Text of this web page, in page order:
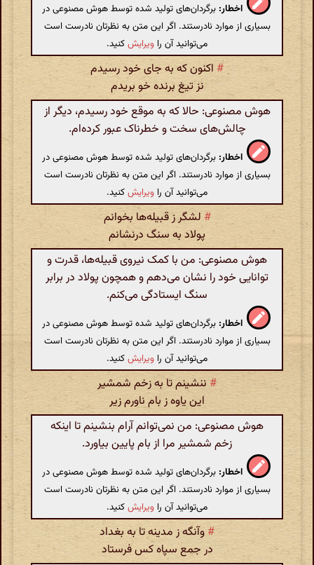
اخطار: برگردان‌های تولید شده توسط هوش مصنوعی در
بسیاری از موارد نادرستند. اگر این متن به نظرتان نادرست است
می‌توانید آن را ویرایشکنید.
# اکنون که به جای خود رسیدم
نز تیغ برنده خو بریدم
هوش مصنوعی: حالا که به موقع خود رسیدم، دیگر از
چالش‌های سخت و خطرناک عبور کرده‌ام.
اخطار: برگردان‌های تولید شده توسط هوش مصنوعی در
بسیاری از موارد نادرستند. اگر این متن به نظرتان نادرست است
می‌توانید آن را ویرایشکنید.
# لشگر ز قبیله‌ها بخوانم
پولاد به سنگ درنشانم
هوش مصنوعی: من با کمک نیروی قبیله‌ها، قدرت و
توانایی خود را نشان می‌دهم و همچون پولاد در برابر
سنگ ایستادگی می‌کنم.
اخطار: برگردان‌های تولید شده توسط هوش مصنوعی در
بسیاری از موارد نادرستند. اگر این متن به نظرتان نادرست است
می‌توانید آن را ویرایشکنید.
# ننشینم تا به زخم شمشیر
این یاوه ز بام ناورم زیر
هوش مصنوعی: من نمی‌توانم آرام بنشینم تا اینکه
زخم شمشیر مرا از بام پایین بیاورد.
اخطار: برگردان‌های تولید شده توسط هوش مصنوعی در
بسیاری از موارد نادرستند. اگر این متن به نظرتان نادرست است
می‌توانید آن را ویرایشکنید.
# وآنگه ز مدینه تا به بغداد
در جمع سپاه کس فرستاد